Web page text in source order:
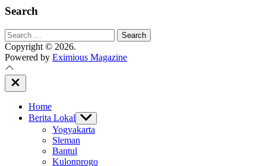
Search
Search
for:
Copyright © 2026.
Powered by Eximious Magazine
Close
Off
Home
Berita Lokal Show
sub
menu
Yogyakarta
Sleman
Bantul
Kulonprogo